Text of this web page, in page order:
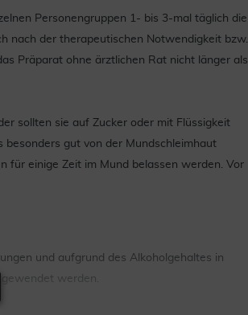
Personengruppen 1- bis 3-mal täglich die
nach der therapeutischen Notwendigkeit bzw.
Präparat ohne ärztlichen Rat nicht länger als
sollten sie auf Zucker oder mit Flüssigkeit
besonders gut von der Mundschleimhaut
für einige Zeit im Mund belassen werden. Vor
und aufgrund des Alkoholgehaltes in
werden.